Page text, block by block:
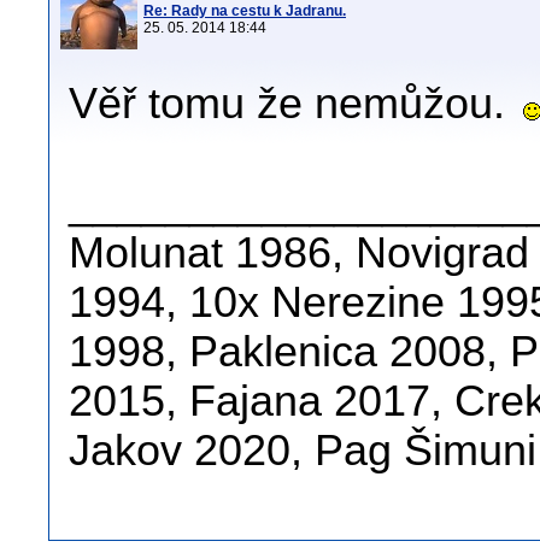
Re: Rady na cestu k Jadranu.
25. 05. 2014 18:44
Věř tomu že nemůžou.
Molunat 1986,
1994, 10x Nerezine
1998, Paklenica 2008,
2015, Fajana 2017,
Jakov 2020, Pag